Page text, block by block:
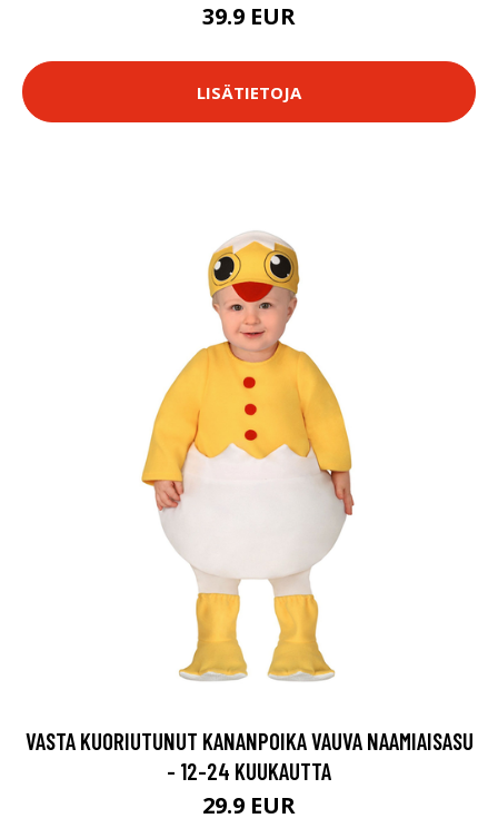
39.9 EUR
LISÄTIETOJA
VASTA KUORIUTUNUT KANANPOIKA VAUVA NAAMIAISASU
- 12-24 KUUKAUTTA
29.9 EUR